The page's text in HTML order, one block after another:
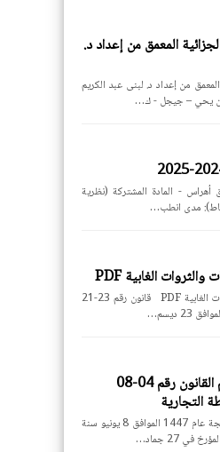
المعمق من إعداد د.
من إعداد د. لبنى عبد الكريم
- المادة المشتركة (نظرية
قانون رقم 23-21 يتعلق بالغابات والثروات الغابية PDF قانون رقم 23-21
قانون رقم 26-12 يعدل ويتمم القانون رقم 04-08
التجارية
قانون رقم 26-12 مؤرخ في 22 ذي الحجة عام 1447 الموافق 8 يونيو سنة